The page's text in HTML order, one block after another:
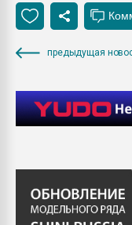
предыдущая